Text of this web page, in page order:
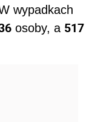
wypadkach
osoby, a 517